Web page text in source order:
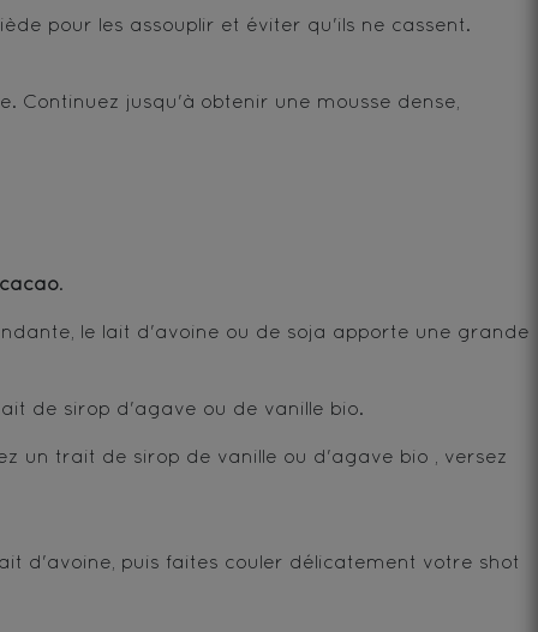
pour les assouplir et éviter qu'ils ne cassent.
Continuez jusqu'à obtenir une mousse dense,
.
le lait d'avoine ou de soja apporte une grande
de sirop d'agave ou de vanille bio.
un trait de sirop de vanille ou d'agave bio , versez
d'avoine, puis faites couler délicatement votre shot